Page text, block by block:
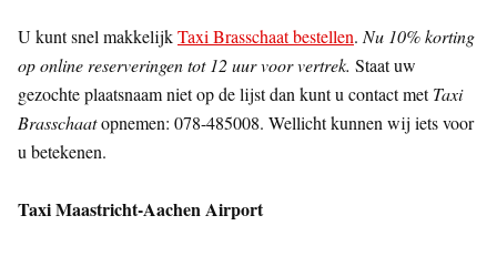
U kunt snel makkelijkTaxi Brasschaat bestellen. Nu 10% korting
op online reserveringen tot 12 uur voor vertrek. Staat uw
gezochte plaatsnaam niet op de lijst dan kunt u contact metTaxi
Brasschaatopnemen: 078-485008. Wellicht kunnen wij iets voor
u betekenen.
Taxi Maastricht-Aachen Airport